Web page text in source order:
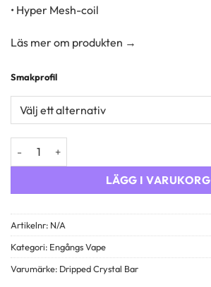
• Hyper Mesh-coil
Läs mer om produkten →
Smakprofil
Dripped Crystal Bar Engångs Vape mängd
LÄGG I VARUKORG
Artikelnr: N/A
Kategori: Engångs Vape
Varumärke: Dripped Crystal Bar